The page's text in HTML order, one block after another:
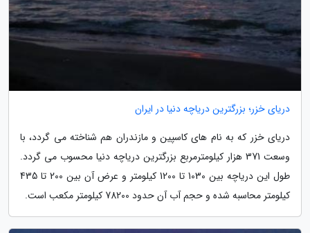
دریای خزر؛ بزرگترین دریاچه دنیا در ایران
دریای خزر که به نام های کاسپین و مازندران هم شناخته می گردد، با
وسعت 371 هزار کیلومترمربع بزرگترین دریاچه دنیا محسوب می گردد.
طول این دریاچه بین 1030 تا 1200 کیلومتر و عرض آن بین 200 تا 435
کیلومتر محاسبه شده و حجم آب آن حدود 78200 کیلومتر مکعب است.